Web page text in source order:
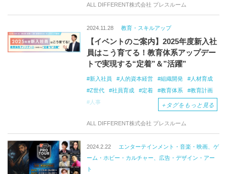
ALL DIFFERENT株式会社 プレスルーム
2024.11.28 教育・スキルアップ
【イベントのご案内】2025年度新入社
員はこう育てる！教育体系アップデー
トで実現する“定着”＆”活躍”
新入社員 人的資本経営 組織開発
人材育成
Z世代
社員育成 定着 教育体系
教育計画
人事
＋ タグをもっと見る
ALL DIFFERENT株式会社 プレスルーム
2024.2.22
エンターテインメント・音楽・映画、ゲ
ーム・ホビー・カルチャー、広告・デザイン・アー
ト